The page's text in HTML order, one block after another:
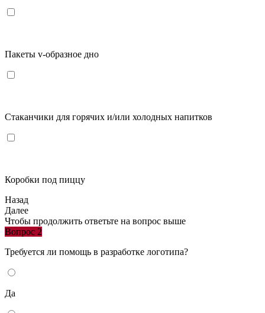
Пакеты v-образное дно
Стаканчики для горячих и/или холодных напитков
Коробки под пиццу
Назад
Далее
Чтобы продолжить ответьте на вопрос выше
Вопрос 2
Требуется ли помощь в разработке логотипа?
Да